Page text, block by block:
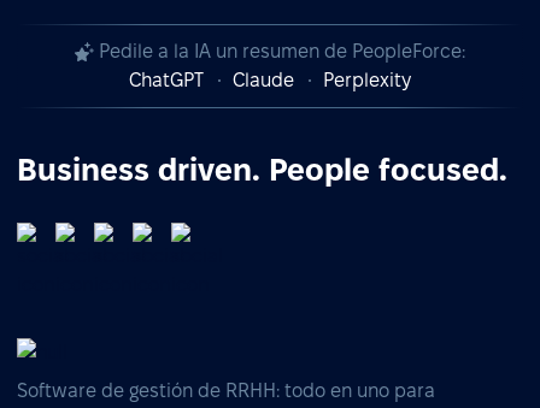
Pedile a la IA un resumen de PeopleForce:
ChatGPT
Claude Perplexity
Business driven. People focused.
Software de gestión de RRHH: todo en uno para